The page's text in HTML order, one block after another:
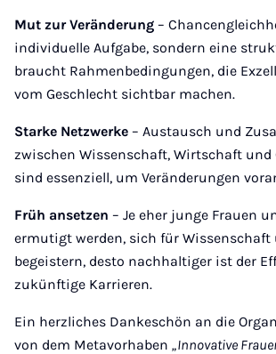
Mut zur Veränderung –
individuelle Aufgabe, sondern eine
braucht Rahmenbedingungen, die
vom Geschlecht sichtbar machen.
Starke Netzwerke – Austausch und
zwischen Wissenschaft, Wirtschaft und
sind essenziell, um Veränderungen
Früh ansetzen – Je eher junge Frauen
ermutigt werden, sich für Wissenschaft
begeistern, desto nachhaltiger ist der
zukünftige Karrieren.
Ein herzliches Dankeschön an die
von dem Metavorhaben „Innovative